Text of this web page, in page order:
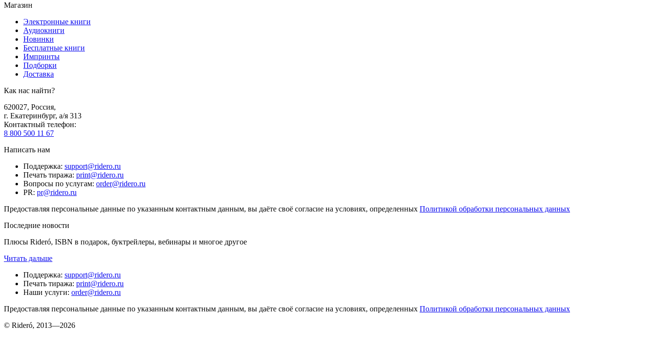
Магазин
Электронные книги
Аудиокниги
Новинки
Бесплатные книги
Импринты
Подборки
Доставка
Как нас найти?
620027, Россия,
г. Екатеринбург, а/я 313
Контактный телефон:
8 800 500 11 67
Написать нам
Поддержка: support@ridero.ru
Печать тиража: print@ridero.ru
Вопросы по услугам: order@ridero.ru
PR: pr@ridero.ru
Предоставляя персональные данные по указанным контактным данным, вы даёте своё согласие на условиях, определенных Политикой обработки персональных данных
Последние новости
Плюсы Rideró, ISBN в подарок, буктрейлеры, вебинары и многое другое
Читать дальше
Поддержка: support@ridero.ru
Печать тиража: print@ridero.ru
Наши услуги: order@ridero.ru
Предоставляя персональные данные по указанным контактным данным, вы даёте своё согласие на условиях, определенных Политикой обработки персональных данных
© Rideró, 2013—2026